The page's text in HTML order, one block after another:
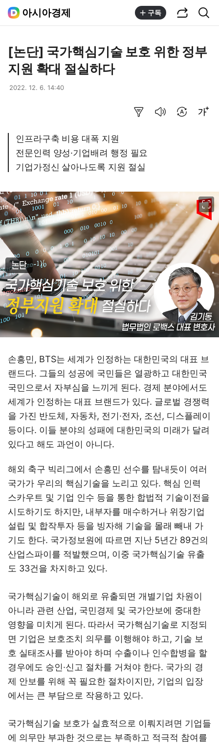
아시아경제 구독
[논단] 국가핵심기술 보호 위한 정부
지원 확대 절실하다
2022. 12. 6. 14:40
인프라구축 비용 대폭 지원
전문인력 양성·기업배려 행정 필요
기업가정신 살아나도록 지원 절실
손흥민, BTS는 세계가 인정하는 대한민국의 대표 브
랜드다. 그들의 성공에 국민들은 열광하고 대한민국
국민으로서 자부심을 느끼게 된다. 경제 분야에서도
세계가 인정하는 대표 브랜드가 있다. 글로벌 경쟁력
을 가진 반도체, 자동차, 전기·전자, 조선, 디스플레이
등이다. 이들 분야의 성패에 대한민국의 미래가 달려
있다고 해도 과언이 아니다.
해외 축구 빅리그에서 손흥민 선수를 탐내듯이 여러
국가가 우리의 핵심기술을 노리고 있다. 핵심 인력
스카우트 및 기업 인수 등을 통한 합법적 기술이전을
시도하기도 하지만, 내부자를 매수하거나 위장기업
설립 및 합작투자 등을 빙자해 기술을 몰래 빼내 가
기도 한다. 국가정보원에 따르면 지난 5년간 89건의
산업스파이를 적발했으며, 이중 국가핵심기술 유출
도 33건을 차지하고 있다.
국가핵심기술이 해외로 유출되면 개별기업 차원이
아니라 관련 산업, 국민경제 및 국가안보에 중대한
영향을 미치게 된다. 따라서 국가핵심기술로 지정되
면 기업은 보호조치 의무를 이행해야 하고, 기술 보
호 실태조사를 받아야 하며 수출이나 인수합병을 할
경우에도 승인·신고 절차를 거쳐야 한다. 국가의 경
제 안보를 위해 꼭 필요한 절차이지만, 기업의 입장
에서는 큰 부담으로 작용하고 있다.
국가핵심기술 보호가 실효적으로 이뤄지려면 기업들
에 의무만 부과한 것으로는 부족하고 적극적 참여를